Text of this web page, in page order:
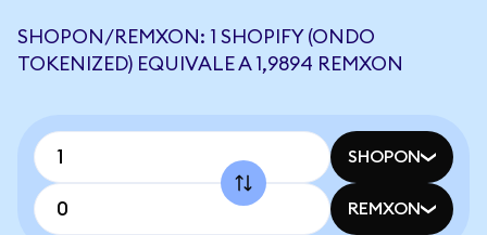
SHOPON/REMXON: 1 SHOPIFY (ONDO
TOKENIZED) EQUIVALE A 1,9894 REMXON
SHOPON
REMXON